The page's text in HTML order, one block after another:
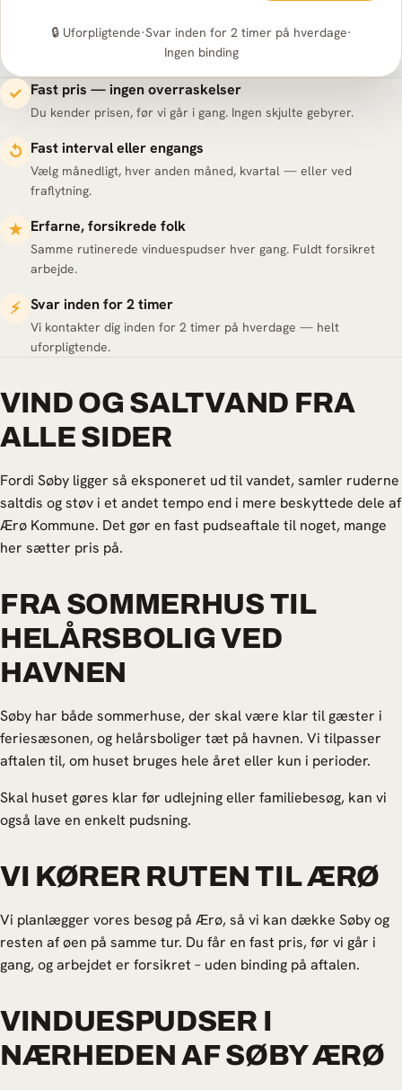
🔒 Uforpligtende·Svar inden for 2 timer på hverdage·
Ingen binding
✓ Fast pris — ingen overraskelser
Du kender prisen, før vi går i gang. Ingen skjulte gebyrer.
↺ Fast interval eller engangs
Vælg månedligt, hver anden måned, kvartal — eller ved
fraflytning.
★ Erfarne, forsikrede folk
Samme rutinerede vinduespudser hver gang. Fuldt forsikret
arbejde.
⚡ Svar inden for 2 timer
Vi kontakter dig inden for 2 timer på hverdage — helt
uforpligtende.
VIND OG SALTVAND FRA
ALLE SIDER
Fordi Søby ligger så eksponeret ud til vandet, samler ruderne
saltdis og støv i et andet tempo end i mere beskyttede dele af
Ærø Kommune. Det gør en fast pudseaftale til noget, mange
her sætter pris på.
FRA SOMMERHUS TIL
HELÅRSBOLIG VED
HAVNEN
Søby har både sommerhuse, der skal være klar til gæster i
feriesæsonen, og helårsboliger tæt på havnen. Vi tilpasser
aftalen til, om huset bruges hele året eller kun i perioder.
Skal huset gøres klar før udlejning eller familiebesøg, kan vi
også lave en enkelt pudsning.
VI KØRER RUTEN TIL ÆRØ
Vi planlægger vores besøg på Ærø, så vi kan dække Søby og
resten af øen på samme tur. Du får en fast pris, før vi går i
gang, og arbejdet er forsikret – uden binding på aftalen.
VINDUESPUDSER I
NÆRHEDEN AF SØBY ÆRØ